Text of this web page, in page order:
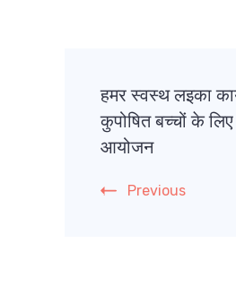
Navigation
हमर स्वस्थ लइका
कुपोषित बच्चों के
आयोजन
Previous